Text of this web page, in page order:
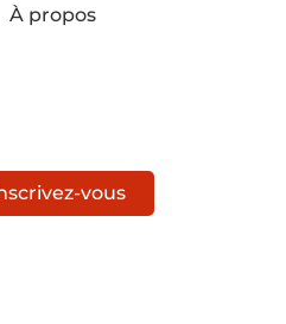
À propos
vous